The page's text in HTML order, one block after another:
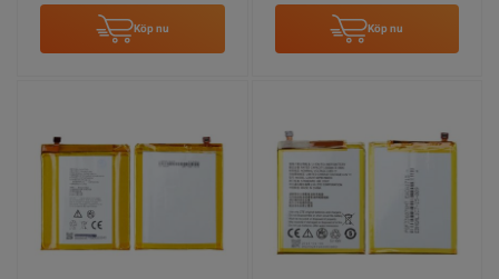
Köp nu Köp nu